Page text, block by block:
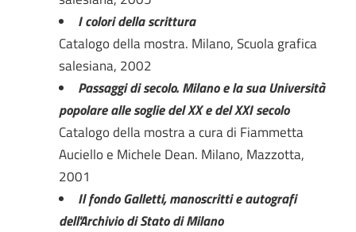
I colori della scrittura
Catalogo della mostra. Milano, Scuola grafica
salesiana, 2002
Passaggi di secolo. Milano e la sua Università
popolare alle soglie del XX e del XXI secolo
Catalogo della mostra a cura di Fiammetta
Auciello e Michele Dean. Milano, Mazzotta,
2001
Il fondo Galletti, manoscritti e autografi
dell'Archivio di Stato di Milano